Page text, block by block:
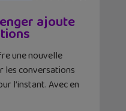
ajoute
une nouvelle
les conversations
l’instant. Avec en